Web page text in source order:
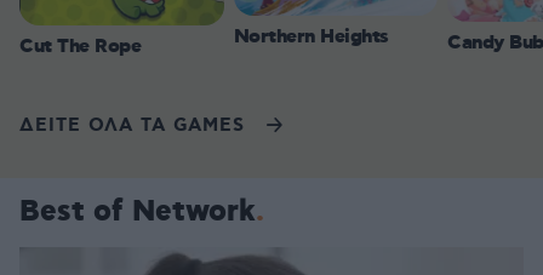
Cut The Rope Northern Heights Candy
ΔΕΙΤΕ ΟΛΑ ΤΑ GAMES
Best of Network